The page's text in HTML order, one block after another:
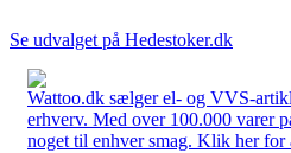
Se udvalget på Hedestoker.dk
Wattoo.dk sælger el- og VVS-
erhverv. Med over 100.000 varer
noget til enhver smag. Klik her for